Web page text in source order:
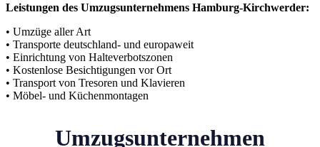
Leistungen des Umzugsunternehmens Hamburg-Kirchwerder:
• Umzüge aller Art
• Transporte deutschland- und europaweit
• Einrichtung von Halteverbotszonen
• Kostenlose Besichtigungen vor Ort
• Transport von Tresoren und Klavieren
• Möbel- und Küchenmontagen
Umzugsunternehmen